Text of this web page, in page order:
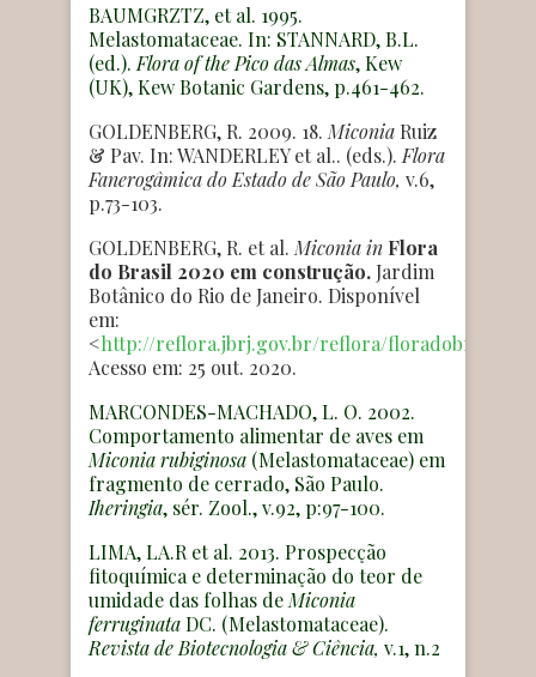
BAUMGRZTZ, et al. 1995.
Melastomataceae. In: STANNARD, B.L.
(ed.). Flora of the Pico das Almas, Kew
(UK), Kew Botanic Gardens, p.461-462.
GOLDENBERG, R. 2009. 18. Miconia Ruiz
& Pav. In: WANDERLEY et al.. (eds.). Flora
Fanerogâmica do Estado de São Paulo, v.6,
p.73-103.
GOLDENBERG, R. et al. Miconiain Flora
do Brasil 2020 em construção. Jardim
Botânico do Rio de Janeiro. Disponível
em:
<http://reflora.jbrj.gov.br/reflora/floradobrasil/
Acesso em: 25 out. 2020.
MARCONDES-MACHADO, L. O. 2002.
Comportamento alimentar de aves em
Miconia rubiginosa (Melastomataceae) em
fragmento de cerrado, São Paulo.
Iheringia, sér. Zool., v.92, p:97-100.
LIMA, LA.R et al. 2013. Prospecção
fitoquímica e determinação do teor de
umidade das folhas de Miconia
ferruginataDC. (Melastomataceae).
Revista de Biotecnologia & Ciência, v.1, n.2